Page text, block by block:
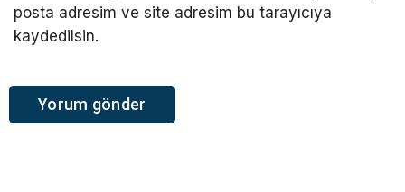
posta adresim ve site adresim bu tarayıcıya
kaydedilsin.